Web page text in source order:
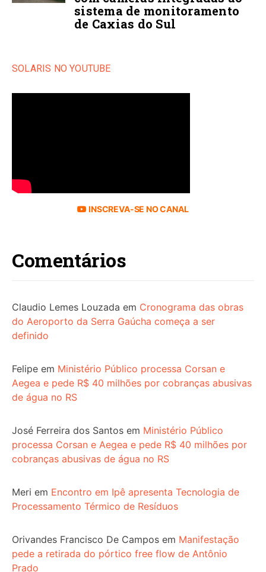
sistema de monitoramento
de Caxias do Sul
SOLARIS NO YOUTUBE
INSCREVA-SE NO CANAL
Comentários
Claudio Lemes Louzada em Cronograma das obras
do Aeroporto da Serra Gaúcha começa a ser
definido
Felipe em Ministério Público processa Corsan e
Aegea e pede R$ 40 milhões por cobranças abusivas
de água no RS
José Ferreira dos Santos em Ministério Público
processa Corsan e Aegea e pede R$ 40 milhões por
cobranças abusivas de água no RS
Meri em Encontro em Ipê apresenta Tecnologia de
Processamento Térmico de Resíduos
Orivandes Francisco De Campos em Manifestação
pede a retirada do pórtico free flow de Antônio
Prado